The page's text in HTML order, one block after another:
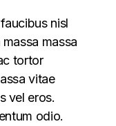
nisl
massa
tortor
vitae
vel eros.
odio.